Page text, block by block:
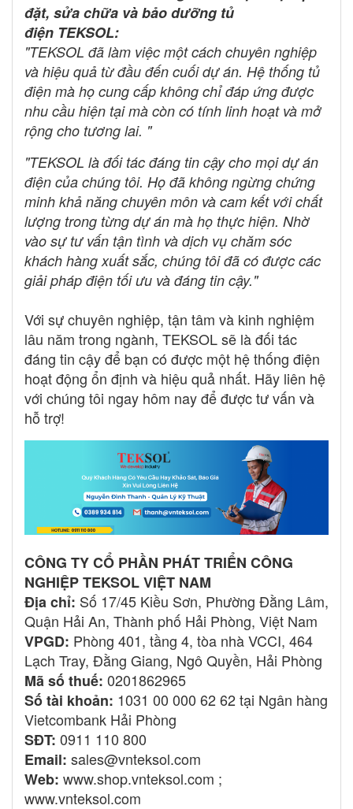
đặt, sửa chữa và bảo dưỡng tủ
điện TEKSOL:
"TEKSOL đã làm việc một cách chuyên nghiệp
và hiệu quả từ đầu đến cuối dự án. Hệ thống tủ
điện mà họ cung cấp không chỉ đáp ứng được
nhu cầu hiện tại mà còn có tính linh hoạt và mở
rộng cho tương lai. "
"TEKSOL là đối tác đáng tin cậy cho mọi dự án
điện của chúng tôi. Họ đã không ngừng chứng
minh khả năng chuyên môn và cam kết với chất
lượng trong từng dự án mà họ thực hiện. Nhờ
vào sự tư vấn tận tình và dịch vụ chăm sóc
khách hàng xuất sắc, chúng tôi đã có được các
giải pháp điện tối ưu và đáng tin cậy."
Với sự chuyên nghiệp, tận tâm và kinh nghiệm
lâu năm trong ngành, TEKSOL sẽ là đối tác
đáng tin cậy để bạn có được một hệ thống điện
hoạt động ổn định và hiệu quả nhất. Hãy liên hệ
với chúng tôi ngay hôm nay để được tư vấn và
hỗ trợ!
CÔNG TY CỔ PHẦN PHÁT TRIỂN CÔNG
NGHIỆP TEKSOL VIỆT NAM
Địa chỉ: Số 17/45 Kiều Sơn, Phường Đằng Lâm,
Quận Hải An, Thành phố Hải Phòng, Việt Nam
VPGD: Phòng 401, tầng 4, tòa nhà VCCI, 464
Lạch Tray, Đằng Giang, Ngô Quyền, Hải Phòng
Mã số thuế: 0201862965
Số tài khoản: 1031 00 000 62 62 tại Ngân hàng
Vietcombank Hải Phòng
SĐT: 0911 110 800
Email: sales@vnteksol.com
Web: www.shop.vnteksol.com ;
www.vnteksol.com